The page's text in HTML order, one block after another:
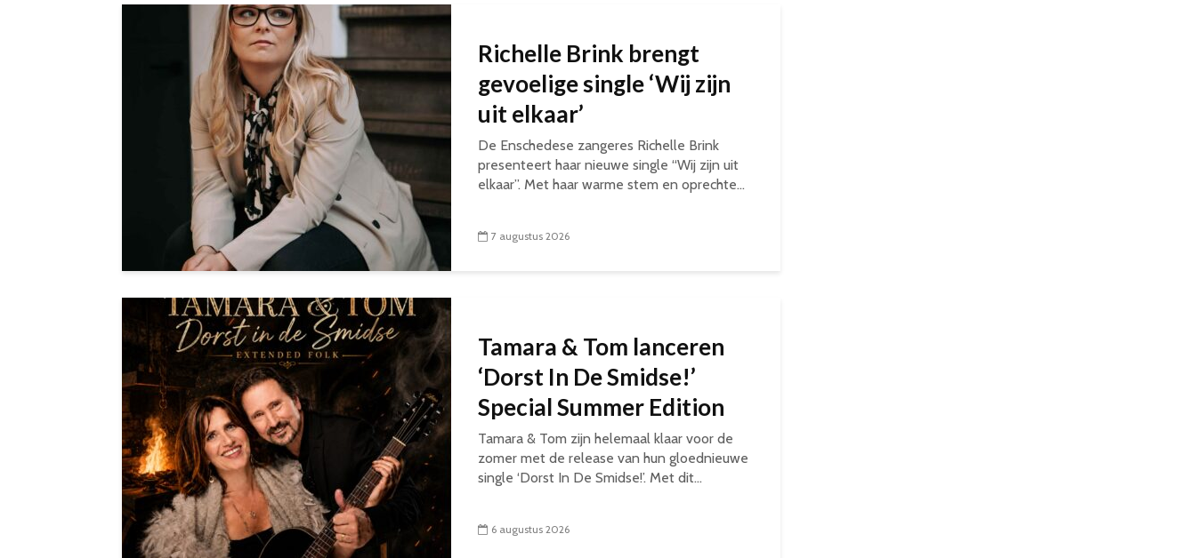
Richelle Brink brengt
gevoelige single ‘Wij zijn
uit elkaar’
De Enschedese zangeres Richelle Brink
presenteert haar nieuwe single “Wij zijn uit
elkaar”. Met haar warme stem en oprechte...
7 augustus 2026
Tamara & Tom lanceren
‘Dorst In De Smidse!’
Special Summer Edition
Tamara & Tom zijn helemaal klaar voor de
zomer met de release van hun gloednieuwe
single ‘Dorst In De Smidse!’. Met dit...
6 augustus 2026